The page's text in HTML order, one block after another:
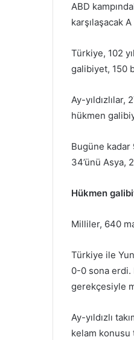
ABD
karşılaşacak
Türkiye, 102
galibiyet, 150
Ay-yıldızlılar,
hükmen
Bugüne kadar
34’ünü Asya,
Hükmen
Milliler, 640
Türkiye ile
0-0 sona erdi.
gerekçesiyle
Ay-yıldızlı
kelam konusu